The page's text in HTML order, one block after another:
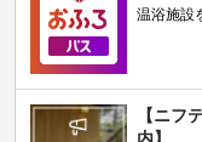
温浴施設
【ニフ